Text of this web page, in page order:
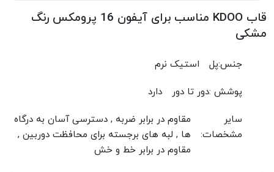
قاب KDOO مناسب برای آیفون 16 پرومکس رنگ
مشکی
جنس:پل استیک نرم
پوشش :دور تا دور دارد
سایر
مشخصات:
مقاوم در برابر ضربه , دسترسی آسان به درگاه
ها , لبه های برجسته برای محافظت دوربین ,
مقاوم در برابر خط و خش